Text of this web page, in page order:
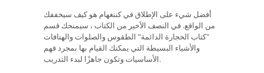
أفضل شيء على الإطلاق في كننغهام هو كيف سيخففك
من الواقع. في النصف الأخير من الكتاب ، سيمنحك قسم
"كتاب الحجارة الدائمة" الطقوس والصلوات والهتافات
والأشياء البسيطة التي يمكنك القيام بها بمجرد فهم
الأساسيات وتكون جاهزًا لبدء التدريب.